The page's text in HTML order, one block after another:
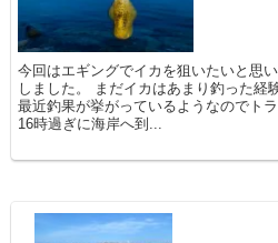
今回はエギングでイカを狙いたいと思
しました。 まだイカはあまり釣った経
最近釣果が挙がっているようなのでト
16時過ぎに海岸へ到...